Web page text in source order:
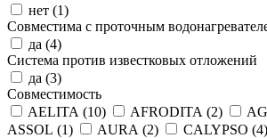
нет (1)
Совместима с проточным
да (4)
Система против известковых отложений
да (3)
Совместимость
AELITA (10) AFRODITA (2)
ASSOL (1) AURA (2) CALYPSO (4)